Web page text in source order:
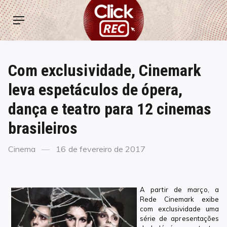
Skip
to
content
ClickREC
Menu
Com exclusividade, Cinemark
leva espetáculos de ópera,
dança e teatro para 12 cinemas
brasileiros
Categories
Cinema
Posted
16 de fevereiro de 2017
A partir de março, a
Rede Cinemark exibe
com exclusividade uma
série de apresentações